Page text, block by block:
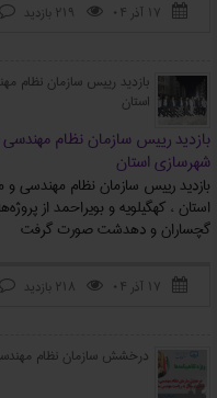
 ۱۷ آذر ۰۴  219 بازدید 
بازدید رییس سازمان نظام
استان
بازدید رییس سازمان نظام
شهرسازی استان
بازدید رییس سازمان نظام مهندسی
استان ، کهگیلویه و بویراحمد از
گچساران و دهدشت صورت گرفت
 ۱۷ آذر ۰۴  218 بازدید 
درخشش سازمان نظام